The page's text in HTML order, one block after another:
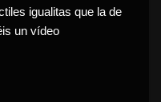
igualitas que la de
un vídeo